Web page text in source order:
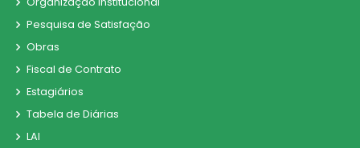
Pesquisa de Satisfação
Obras
Fiscal de Contrato
Estagiários
Tabela de Diárias
LAI